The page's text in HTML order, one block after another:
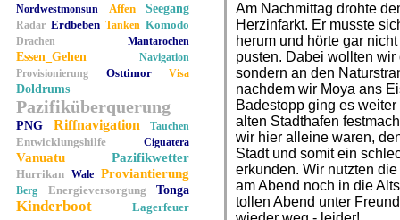
Nordwestmonsun Affen Seegang
Radar Erdbeben Tanken Komodo
Drachen Mantarochen
Essen_Gehen
Navigation
Provisionierung
Osttimor Visa
Doldrums
Pazifiküberquerung
PNG Riffnavigation Tauchen
Entwicklungshilfe Ciguatera
Vanuatu Pazifikwetter
Hurrikan Wale Proviantierung
Berg Energieversorgung Tonga
Kinderboot Lagerfeuer
Am Nachmittag drohte
Herzinfarkt. Er musste
herum und hörte gar
pusten. Dabei wollten
sondern an den
nachdem wir Moya ans
Badestopp ging es
alten Stadthafen
wir hier alleine waren,
Stadt und somit ein
erkunden. Wir nutzten
am Abend noch in die
tollen Abend unter